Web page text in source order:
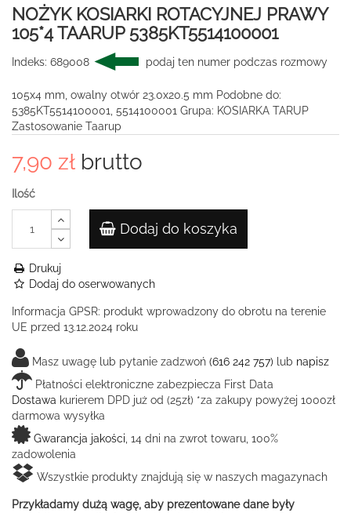
NOŻYK KOSIARKI ROTACYJNEJ PRAWY
105*4 TAARUP 5385KT5514100001
Indeks: 689008 podaj ten numer podczas rozmowy
105x4 mm, owalny otwór 23.0x20.5 mm Podobne do:
5385KT5514100001, 5514100001 Grupa: KOSIARKA TARUP
Zastosowanie Taarup
7,90 zł brutto
Ilość
Dodaj do koszyka
Drukuj
Dodaj do oserwowanych
Informacja GPSR: produkt wprowadzony do obrotu na terenie
UE przed 13.12.2024 roku
Masz uwagę lub pytanie zadzwoń (616 242 757) lub napisz
Płatności elektroniczne zabezpiecza First Data
Dostawa kurierem DPD już od (25zł) *za zakupy powyżej 1000zł
darmowa wysyłka
Gwarancja jakości , 14 dni na zwrot towaru, 100%
zadowolenia
Wszystkie produkty znajdują się w naszych magazynach
Przykładamy dużą wagę, aby prezentowane dane były